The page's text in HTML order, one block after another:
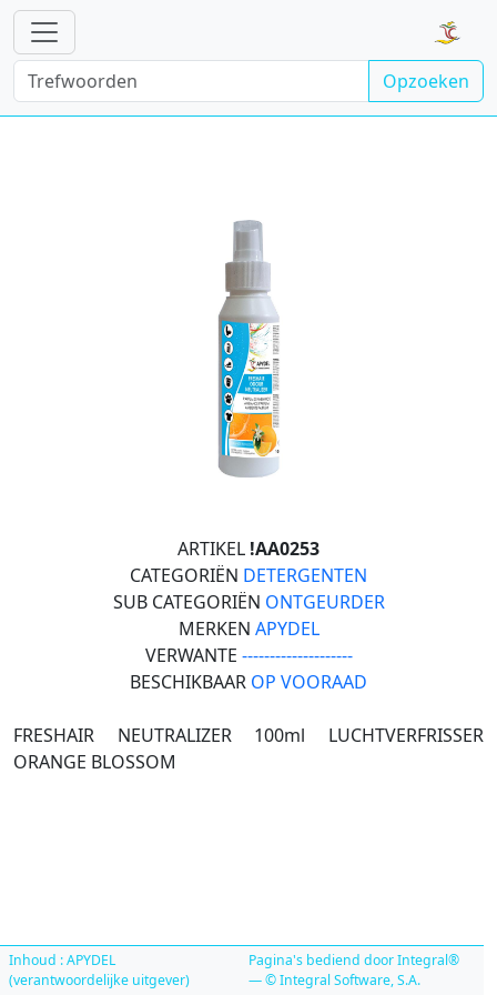
Opzoeken
ARTIKEL !AA0253
CATEGORIËN DETERGENTEN
SUB CATEGORIËN ONTGEURDER
MERKEN APYDEL
VERWANTE --------------------
BESCHIKBAAR OP VOORAAD
FRESHAIR NEUTRALIZER 100ml LUCHTVERFRISSER
ORANGE BLOSSOM
Inhoud : APYDEL
(verantwoordelijke uitgever)
Pagina's bediend door Integral®
— © Integral Software, S.A.